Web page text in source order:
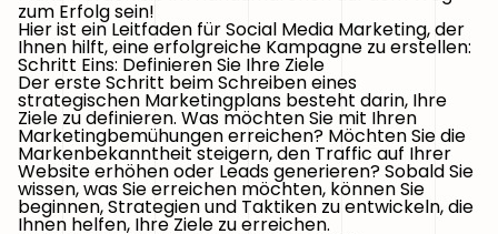
zum Erfolg sein!
Hier ist ein Leitfaden für Social Media Marketing, der
Ihnen hilft, eine erfolgreiche Kampagne zu erstellen:
Schritt Eins: Definieren Sie Ihre Ziele
Der erste Schritt beim Schreiben eines
strategischen Marketingplans besteht darin, Ihre
Ziele zu definieren. Was möchten Sie mit Ihren
Marketingbemühungen erreichen? Möchten Sie die
Markenbekanntheit steigern, den Traffic auf Ihrer
Website erhöhen oder Leads generieren? Sobald Sie
wissen, was Sie erreichen möchten, können Sie
beginnen, Strategien und Taktiken zu entwickeln, die
Ihnen helfen, Ihre Ziele zu erreichen.